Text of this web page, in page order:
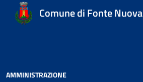
Comune di Fonte Nuova
AMMINISTRAZIONE